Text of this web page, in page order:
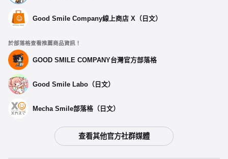
Good Smile Company線上商店 X（日文）
於部落格查看推薦商品資訊！
GOOD SMILE COMPANY台灣官方部落格
Good Smile Labo（日文）
Mecha Smile部落格（日文）
查看其他官方社群媒體